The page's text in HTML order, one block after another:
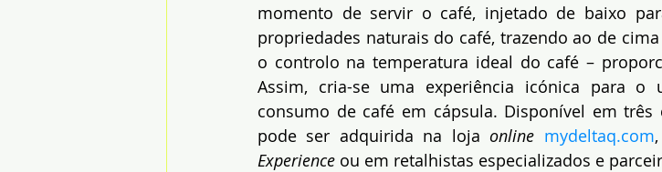
momento de servir o café, injetado de baixo
propriedades naturais do café, trazendo ao de
o controlo na temperatura ideal do café –
Assim, cria-se uma experiência icónica para o
consumo de café em cápsula. Disponível em
pode ser adquirida na loja online mydeltaq.com
Experience ou em retalhistas especializados e